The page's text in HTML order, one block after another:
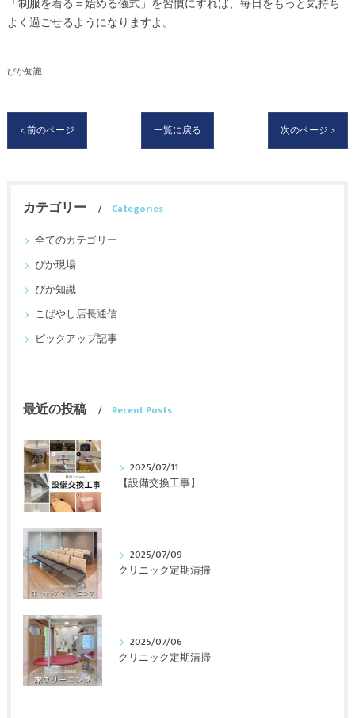
「制服を着る＝始める儀式」を習慣にすれば、毎日をもっと気持ち
よく過ごせるようになりますよ。
ぴか知識
< 前のページ 一覧に戻る 次のページ >
カテゴリー
Categories
全てのカテゴリー
ぴか現場
ぴか知識
こばやし店長通信
ピックアップ記事
最近の投稿 Recent Posts
2025/07/11
【設備交換工事】
2025/07/09
クリニック定期清掃
2025/07/06
クリニック定期清掃